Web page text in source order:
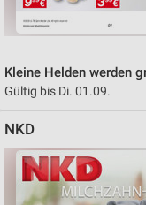
Kleine Helden werden
Gültig bis Di. 01.09.
NKD